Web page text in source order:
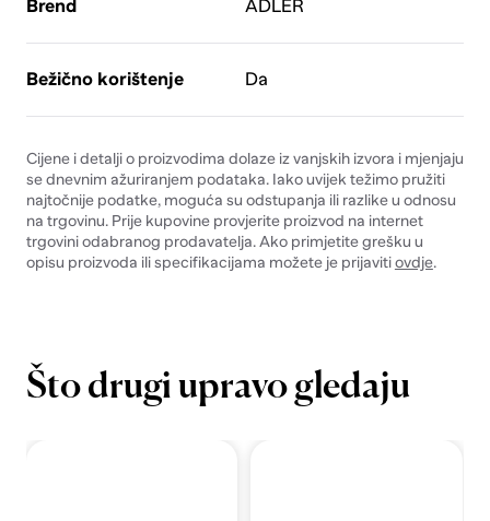
Brend ADLER
Bežično korištenje Da
Cijene i detalji o proizvodima dolaze iz vanjskih izvora i mjenjaju
se dnevnim ažuriranjem podataka. Iako uvijek težimo pružiti
najtočnije podatke, moguća su odstupanja ili razlike u odnosu
na trgovinu. Prije kupovine provjerite proizvod na internet
trgovini odabranog prodavatelja. Ako primjetite grešku u
opisu proizvoda ili specifikacijama možete je prijavitiovdje.
Što drugi upravo gledaju